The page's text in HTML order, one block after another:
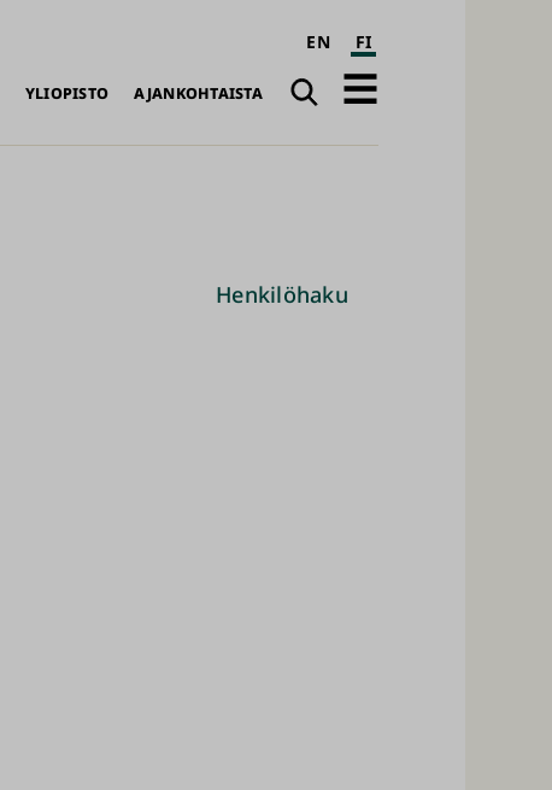
EN FI
YLIOPISTO AJANKOHTAISTA
Haku
Avaa
Henkilöhaku